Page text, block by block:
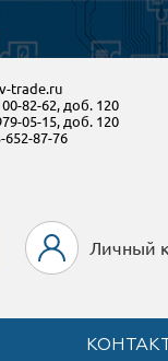
trade.ru
82-62, доб. 120
05-15, доб. 120
652-87-76
Личный